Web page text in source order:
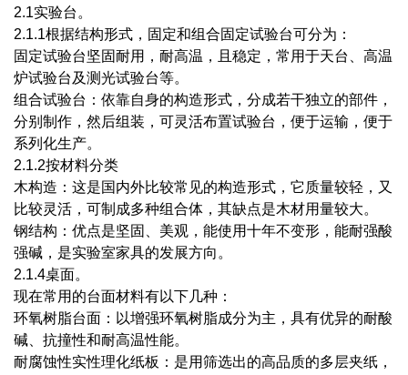
2.1实验台。
2.1.1根据结构形式，固定和组合固定试验台可分为：
固定试验台坚固耐用，耐高温，且稳定，常用于天台、高温
炉试验台及测光试验台等。
组合试验台：依靠自身的构造形式，分成若干独立的部件，
分别制作，然后组装，可灵活布置试验台，便于运输，便于
系列化生产。
2.1.2按材料分类
木构造：这是国内外比较常见的构造形式，它质量较轻，又
比较灵活，可制成多种组合体，其缺点是木材用量较大。
钢结构：优点是坚固、美观，能使用十年不变形，能耐强酸
强碱，是实验室家具的发展方向。
2.1.4桌面。
现在常用的台面材料有以下几种：
环氧树脂台面：以增强环氧树脂成分为主，具有优异的耐酸
碱、抗撞性和耐高温性能。
耐腐蚀性实性理化纸板：是用筛选出的高品质的多层夹纸，